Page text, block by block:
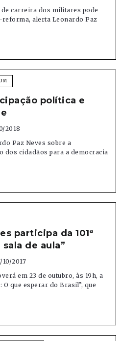
carreira dos militares pode
alerta Leonardo Paz
política e
2018
Paz Neves sobre a
dos cidadãos para a democracia
participa da 101ª
de aula”
10/2017
em 23 de outubro, às 19h, a
que esperar do Brasil”, que